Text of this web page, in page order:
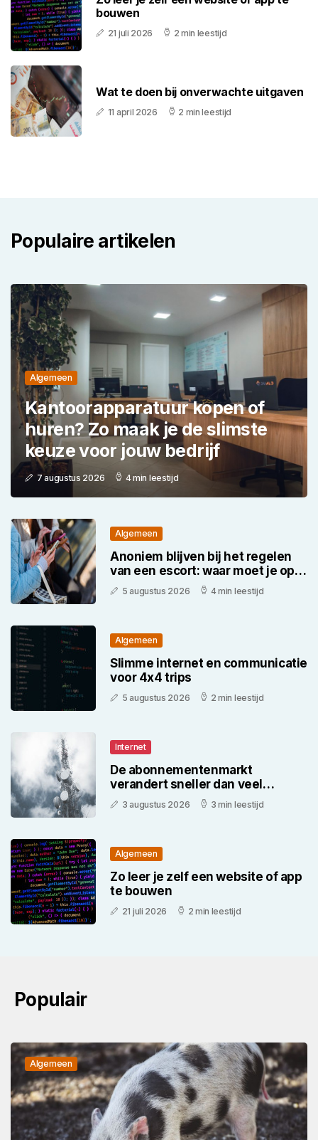
bouwen
21 juli 2026 2 min leestijd
Wat te doen bij onverwachte uitgaven
11 april 2026 2 min leestijd
Populaire artikelen
Algemeen
Kantoorapparatuur kopen of
huren? Zo maak je de slimste
keuze voor jouw bedrijf
7 augustus 2026 4 min leestijd
Algemeen
Anoniem blijven bij het regelen
van een escort: waar moet je op
letten
5 augustus 2026 4 min leestijd
Algemeen
Slimme internet en communicatie
voor 4x4 trips
5 augustus 2026 2 min leestijd
Internet
De abonnementenmarkt
verandert sneller dan veel
consumenten denken
3 augustus 2026 3 min leestijd
Algemeen
Zo leer je zelf een website of app
te bouwen
21 juli 2026 2 min leestijd
Populair
Algemeen